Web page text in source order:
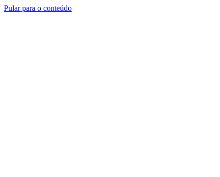
Pular para o conteúdo